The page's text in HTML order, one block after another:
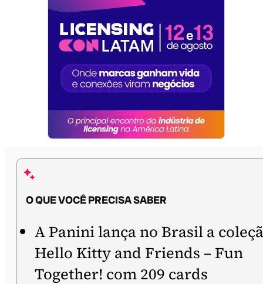
O QUE VOCÊ PRECISA SABER
A Panini lança no Brasil a
Hello Kitty and Friends – Fun
Together! com 209 cards